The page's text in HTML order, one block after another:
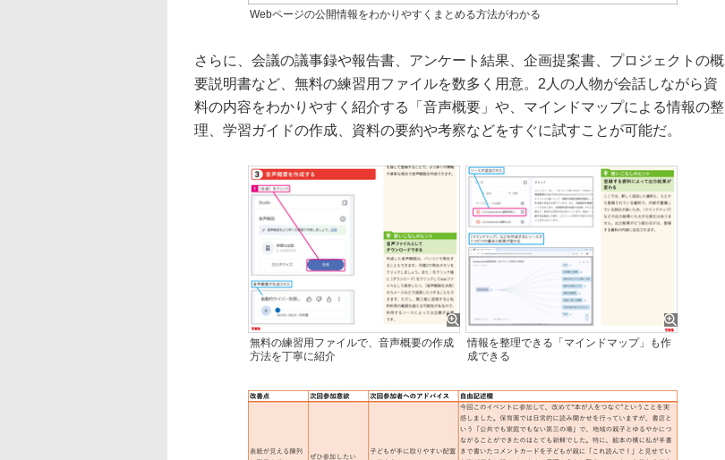
Webページの公開情報をわかりやすくまとめる方法がわかる
さらに、会議の議事録や報告書、アンケート結果、企画提案書、プロジェクトの概
要説明書など、無料の練習用ファイルを数多く用意。2人の人物が会話しながら資
料の内容をわかりやすく紹介する「音声概要」や、マインドマップによる情報の整
理、学習ガイドの作成、資料の要約や考察などをすぐに試すことが可能だ。
無料の練習用ファイルで、音声概要の作成
方法を丁寧に紹介
情報を整理できる「マインドマップ」も作
成できる